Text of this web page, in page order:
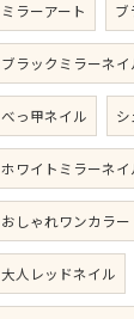
ミラーアート ブ
ブラックミラーネイ
べっ甲ネイル シ
ホワイトミラーネイ
おしゃれワンカラー
大人レッドネイル